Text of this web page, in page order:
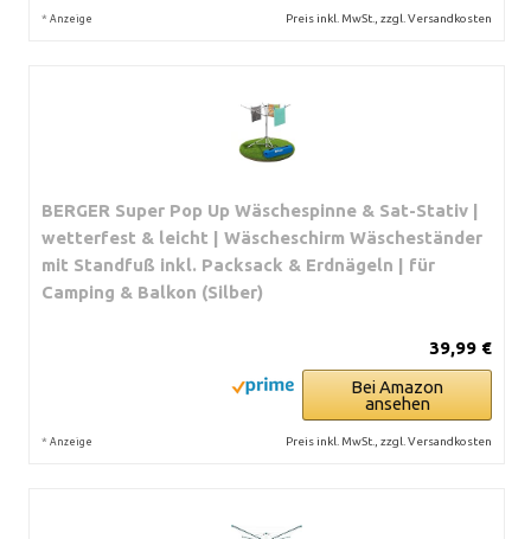
* Anzeige Preis inkl. MwSt., zzgl. Versandkosten
BERGER Super Pop Up Wäschespinne & Sat-Stativ |
wetterfest & leicht | Wäscheschirm Wäscheständer
mit Standfuß inkl. Packsack & Erdnägeln | für
Camping & Balkon (Silber)
39,99 €
Bei Amazon
ansehen
* Anzeige Preis inkl. MwSt., zzgl. Versandkosten